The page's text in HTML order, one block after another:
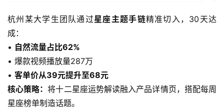
杭州某大学生团队通过星座主题手链精准切入，30天达
成：
• 自然流量占比62%
• 爆款视频播放量287万
• 客单价从39元提升至68元
核心策略：将十二星座运势解读融入产品详情页，搭配每周
星座榜单制造话题。